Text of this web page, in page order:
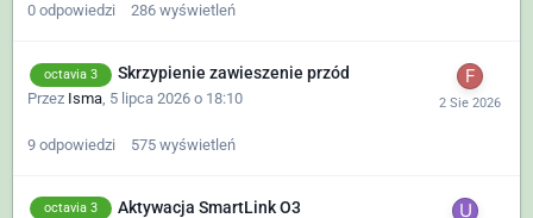
0 odpowiedzi 286 wyświetleń
octavia 3 Skrzypienie zawieszenie przód
Przez Isma 5 lipca 2026 o 18:10
9 odpowiedzi 575 wyświetleń
octavia 3 Aktywacja SmartLink O3